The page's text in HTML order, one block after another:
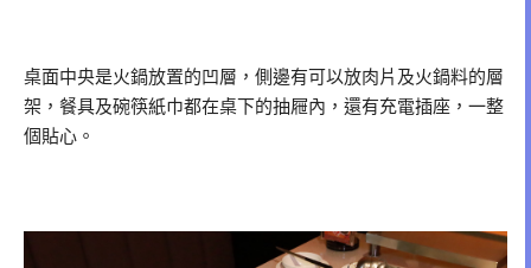
桌面中央是火鍋放置的凹層，側邊有可以放肉片及火鍋料的層
架，餐具及碗筷紙巾都在桌下的抽屜內，還有充電插座，一整
個貼心。